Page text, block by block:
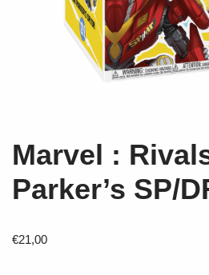
Marvel :
Parker’s SP/
€21,00